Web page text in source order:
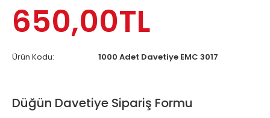
650,00TL
Ürün Kodu: 1000 Adet Davetiye EMC 3017
Düğün Davetiye Sipariş Formu